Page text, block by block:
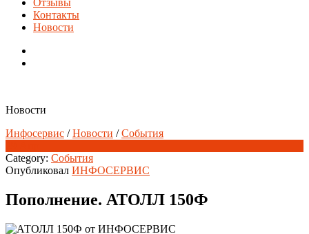
Отзывы
Контакты
Новости
Новости
Инфосервис /Новости /События
Category: События
Опубликовал ИНФОСЕРВИС
Пополнение. АТОЛЛ 150Ф